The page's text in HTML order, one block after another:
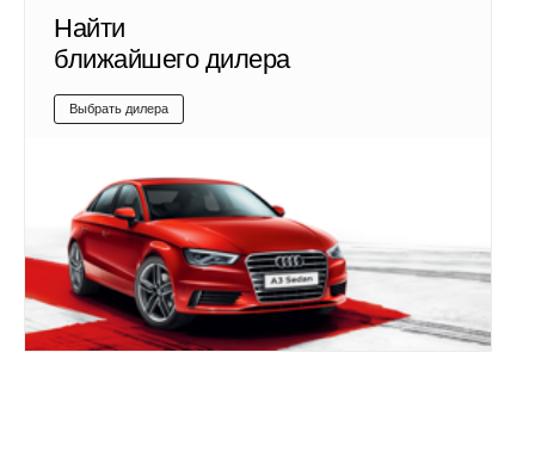
Найти
ближайшего дилера
Выбрать дилера